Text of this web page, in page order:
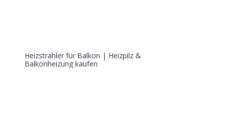
Heizstrahler für Balkon | Heizpilz &
Balkonheizung kaufen